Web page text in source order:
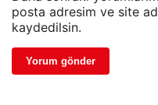
posta adresim ve site
kaydedilsin.